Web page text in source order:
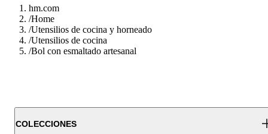
hm.com
/Home
/Utensilios de cocina y horneado
/Utensilios de cocina
/Bol con esmaltado artesanal
COLECCIONES